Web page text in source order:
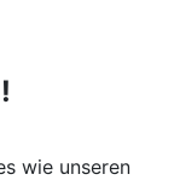
wie unseren